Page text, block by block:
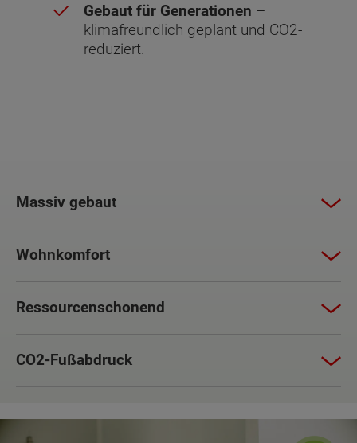
Gebaut für Generationen –
klimafreundlich geplant und CO2-
reduziert.
Massiv gebaut
Wohnkomfort
Ressourcenschonend
CO2-Fußabdruck